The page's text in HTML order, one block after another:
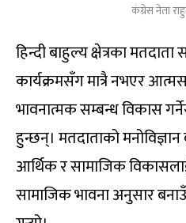
कंग्रेस नेता
हिन्दी बाहुल्य क्षेत्रका
कार्यक्रमसँग मात्रै नभएर
भावनात्मक सम्बन्ध विकास
हुन्छन्। मतदाताको
आर्थिक र सामाजिक
सामाजिक भावना अनुसार